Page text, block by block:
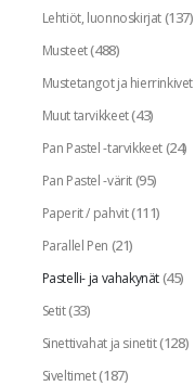
Lehtiöt, luonnoskirjat(137)
Musteet(488)
Mustetangot ja hierrinkivet
Muut tarvikkeet(43)
Pan Pastel -tarvikkeet(24)
Pan Pastel -värit(95)
Paperit / pahvit(111)
Parallel Pen (21)
Pastelli- ja vahakynät(45)
Setit(33)
Sinettivahat ja sinetit(128)
Siveltimet(187)